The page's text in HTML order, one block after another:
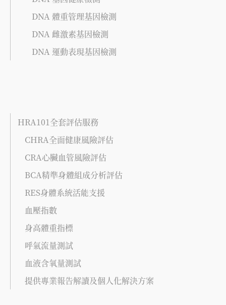
DNA 體重管理基因檢測
DNA 雌激素基因檢測
DNA 運動表現基因檢測
HRA101全套評估服務
CHRA全面健康風險評估
CRA心臟血管風險評估
BCA精準身體組成分析評估
RES身體系統活能支援
血壓指數
身高體重指標
呼氣流量測試
血液含氧量測試
提供專業報告解讀及個人化解決方案